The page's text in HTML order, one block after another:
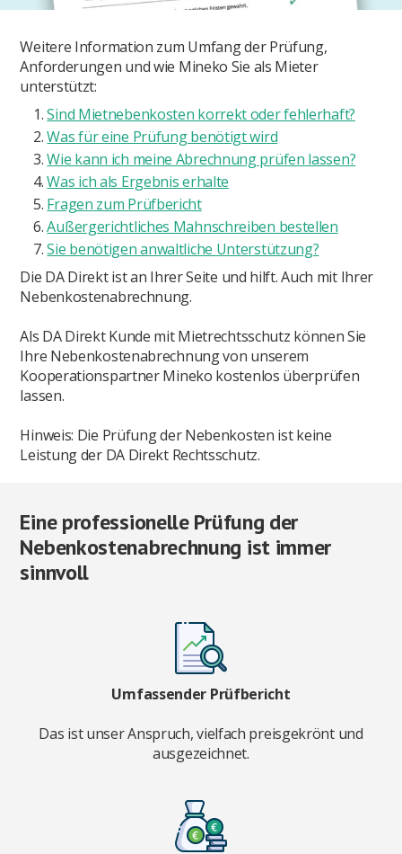
Die DA Direkt ist an Ihrer Seite und hilft. Auch mit Ihrer
Nebenkostenabrechnung.
Als DA Direkt Kunde mit Mietrechtsschutz können Sie
Ihre Nebenkostenabrechnung von unserem
Kooperationspartner Mineko kostenlos überprüfen
lassen.
Hinweis: Die Prüfung der Nebenkosten ist keine
Leistung der DA Direkt Rechtsschutz.
Weitere Information zum Umfang der Prüfung,
Anforderungen und wie Mineko Sie als Mieter
unterstützt:
Sind Mietnebenkosten korrekt oder fehlerhaft?
Was für eine Prüfung benötigt wird
Wie kann ich meine Abrechnung prüfen lassen?
Was ich als Ergebnis erhalte
Fragen zum Prüfbericht
Außergerichtliches Mahnschreiben bestellen
Sie benötigen anwaltliche Unterstützung?
Eine professionelle Prüfung der
Nebenkostenabrechnung ist immer
sinnvoll
Umfassender Prüfbericht
Das ist unser Anspruch, vielfach preisgekrönt und
ausgezeichnet.